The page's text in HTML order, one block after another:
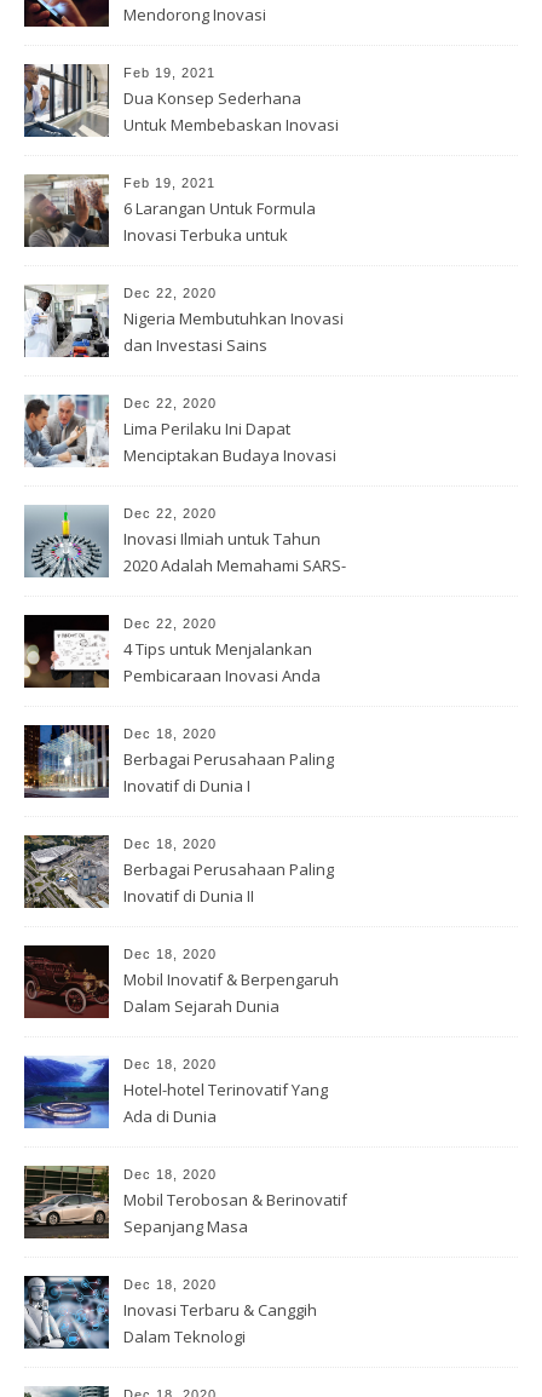
Mendorong Inovasi
Feb 19, 2021
Dua Konsep Sederhana
Untuk Membebaskan Inovasi
Feb 19, 2021
6 Larangan Untuk Formula
Inovasi Terbuka untuk
Dec 22, 2020
Nigeria Membutuhkan Inovasi
dan Investasi Sains
Dec 22, 2020
Lima Perilaku Ini Dapat
Menciptakan Budaya Inovasi
Dec 22, 2020
Inovasi Ilmiah untuk Tahun
2020 Adalah Memahami SARS-
Dec 22, 2020
4 Tips untuk Menjalankan
Pembicaraan Inovasi Anda
Dec 18, 2020
Berbagai Perusahaan Paling
Inovatif di Dunia I
Dec 18, 2020
Berbagai Perusahaan Paling
Inovatif di Dunia II
Dec 18, 2020
Mobil Inovatif & Berpengaruh
Dalam Sejarah Dunia
Dec 18, 2020
Hotel-hotel Terinovatif Yang
Ada di Dunia
Dec 18, 2020
Mobil Terobosan & Berinovatif
Sepanjang Masa
Dec 18, 2020
Inovasi Terbaru & Canggih
Dalam Teknologi